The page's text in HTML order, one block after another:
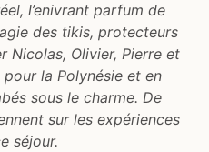
l’enivrant parfum de
des tikis, protecteurs
Nicolas, Olivier, Pierre et
la Polynésie et en
sous le charme. De
sur les expériences
séjour.